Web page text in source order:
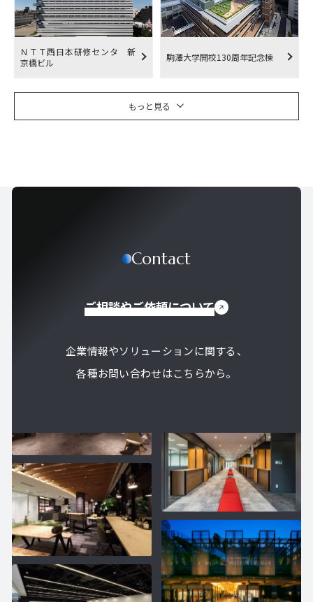
ＮＴＴ西日本研修センタ 新
京橋ビル
駒澤大学開校130周年記念棟
もっと見る
Contact
ご相談やご依頼について
企業情報やソリューションに関する、
各種お問い合わせはこちらから。